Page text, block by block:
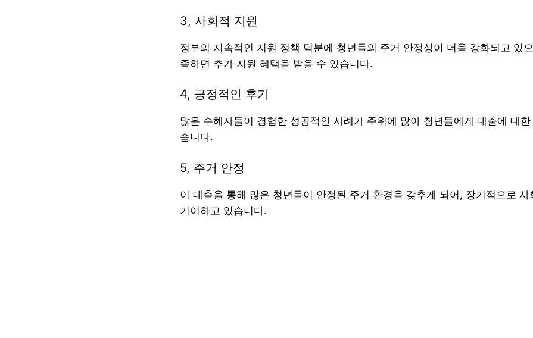
3, 사회적 지원
정부의 지속적인 지원 정책 덕분에 청년들의 주거 안정성이 더욱 강화되고 있
족하면 추가 지원 혜택을 받을 수 있습니다.
4, 긍정적인 후기
많은 수혜자들이 경험한 성공적인 사례가 주위에 많아 청년들에게 대출에 대
습니다.
5, 주거 안정
이 대출을 통해 많은 청년들이 안정된 주거 환경을 갖추게 되어, 장기적으로 사
기여하고 있습니다.